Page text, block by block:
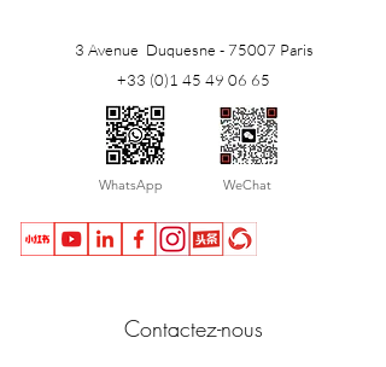
3 Avenue Duquesne - 75007 Paris
+33 (0)1 45 49 06 65
​WhatsApp WeChat
Contactez-nous